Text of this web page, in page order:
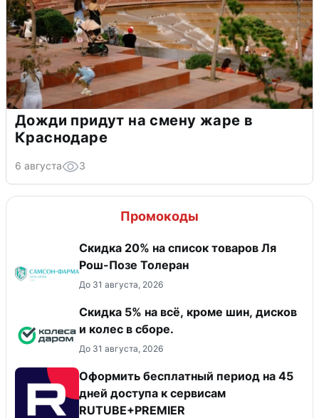
Дожди придут на смену жаре в
Краснодаре
6 августа 3
Промокоды
Скидка 20% на список товаров Ля
Рош-Позе Толеран
До 31 августа, 2026
Скидка 5% на всё, кроме шин, дисков
и колес в сборе.
До 31 августа, 2026
Оформить бесплатный период на 45
дней доступа к сервисам
RUTUBE+PREMIER